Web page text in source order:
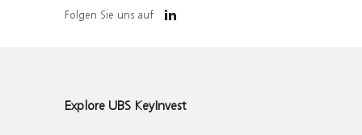
Folgen Sie uns auf
Explore UBS KeyInvest